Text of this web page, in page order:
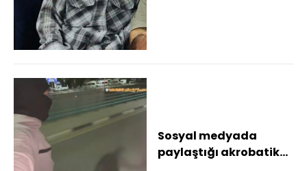
Sosyal medyada
paylaştığı akrobatik